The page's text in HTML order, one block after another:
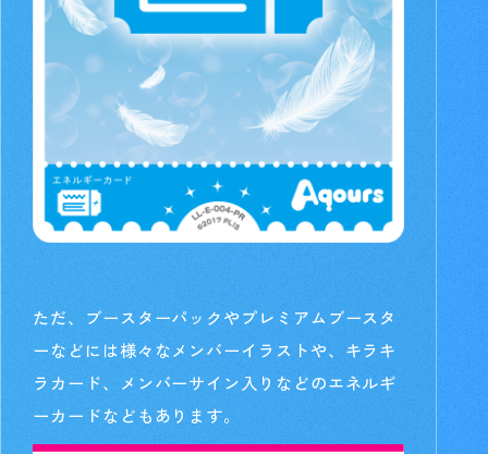
ただ、ブースターパックやプレミアムブースタ
ーなどには様々なメンバーイラストや、キラキ
ラカード、メンバーサイン入りなどのエネルギ
ーカードなどもあります。